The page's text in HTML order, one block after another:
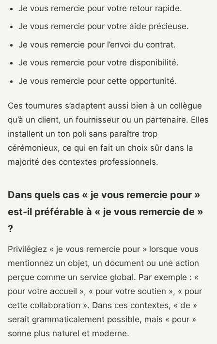
Je vous remercie pour votre retour rapide.
Je vous remercie pour votre aide précieuse.
Je vous remercie pour l’envoi du contrat.
Je vous remercie pour votre disponibilité.
Je vous remercie pour cette opportunité.
Ces tournures s’adaptent aussi bien à un collègue
qu’à un client, un fournisseur ou un partenaire. Elles
installent un ton poli sans paraître trop
cérémonieux, ce qui en fait un choix sûr dans la
majorité des contextes professionnels.
Dans quels cas « je vous remercie pour »
est-il préférable à « je vous remercie de »
?
Privilégiez « je vous remercie pour » lorsque vous
mentionnez un objet, un document ou une action
perçue comme un service global. Par exemple : «
pour votre accueil », « pour votre soutien », « pour
cette collaboration ». Dans ces contextes, « de »
serait grammaticalement possible, mais « pour »
sonne plus naturel et moderne.